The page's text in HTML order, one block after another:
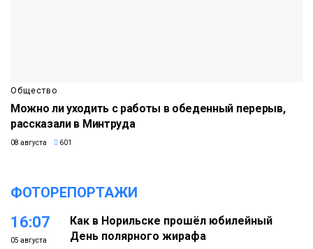
Общество
Можно ли уходить с работы в обеденный перерыв,
рассказали в Минтруда
08 августа 601
ФОТОРЕПОРТАЖИ
16:07
05 августа
Как в Норильске прошёл юбилейный
День полярного жирафа